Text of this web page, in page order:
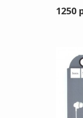
1250